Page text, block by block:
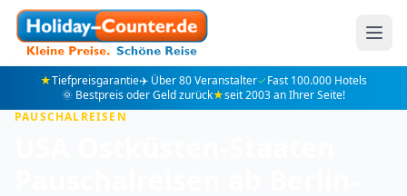
★Tiefpreisgarantie✈️ Über 80 Veranstalter✓Fast 100.000 Hotels
🌞 Bestpreis oder Geld zurück★seit 2003 an Ihrer Seite!
PAUSCHALREISEN